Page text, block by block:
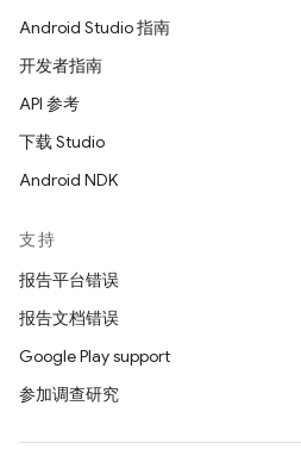
Android Studio 指南
开发者指南
API 参考
下载 Studio
Android NDK
支持
报告平台错误
报告文档错误
Google Play support
参加调查研究